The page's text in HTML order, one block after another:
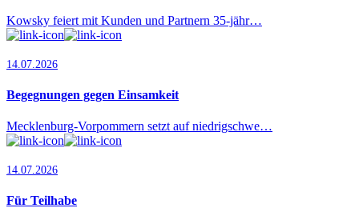
Kowsky feiert mit Kunden und Partnern 35-jähr…
14.07.2026
Begegnungen gegen Einsamkeit
Mecklenburg-Vorpommern setzt auf niedrigschwe…
14.07.2026
Für Teilhabe